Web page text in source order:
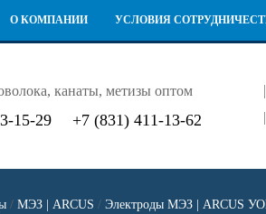
О КОМПАНИИ УСЛОВИЯ
канаты, метизы оптом
15-29 +7 (831) 411-13-62
/ МЭЗ | ARCUS / Электроды МЭЗ | ARCUS